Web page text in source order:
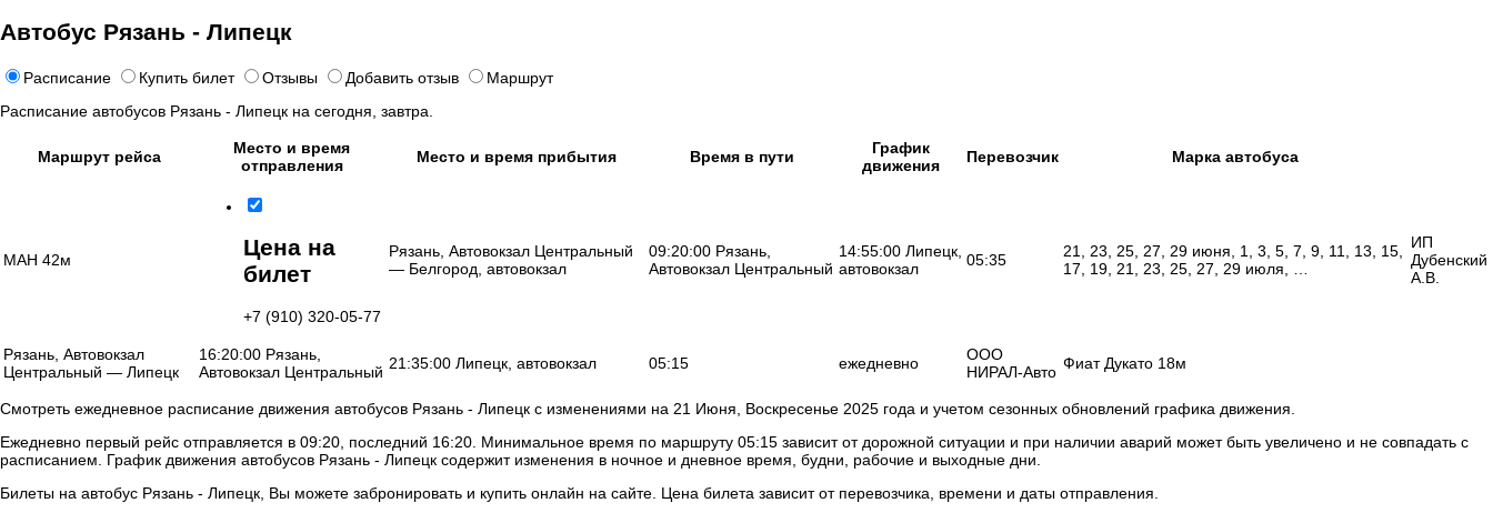
Автобус Рязань - Липецк
Расписание Купить билет Отзывы Добавить отзыв
Маршрут
Расписание автобусов Рязань - Липецк на сегодня, завтра.
Маршрут рейса
Место и время
отправления
Место и время прибытия Время в пути
График
движения
Перевозчик Марка автобуса
МАН 42м
Цена на
билет
+7 (910) 320-05-77
Рязань, Автовокзал Центральный
— Белгород, автовокзал
09:20:00 Рязань,
Автовокзал Центральный
14:55:00 Липецк,
автовокзал
05:35
21, 23, 25, 27, 29 июня, 1, 3, 5, 7, 9, 11, 13, 15,
17, 19, 21, 23, 25, 27, 29 июля, …
ИП
Дубенский
А.В.
Рязань, Автовокзал
Центральный — Липецк
16:20:00 Рязань,
Автовокзал Центральный 21:35:00 Липецк, автовокзал 05:15 ежедневно
ООО
НИРАЛ-Авто Фиат Дукато 18м
Смотреть ежедневное расписание движения автобусов Рязань - Липецк с изменениями на 21 Июня, Воскресенье 2025 года и учетом сезонных обновлений графика движения.
Ежедневно первый рейс отправляется в 09:20, последний 16:20. Минимальное время по маршруту 05:15 зависит от дорожной ситуации и при наличии аварий может быть увеличено и не совпадать с
расписанием. График движения автобусов Рязань - Липецк содержит изменения в ночное и дневное время, будни, рабочие и выходные дни.
Билеты на автобус Рязань - Липецк, Вы можете забронировать и купить онлайн на сайте. Цена билета зависит от перевозчика, времени и даты отправления.